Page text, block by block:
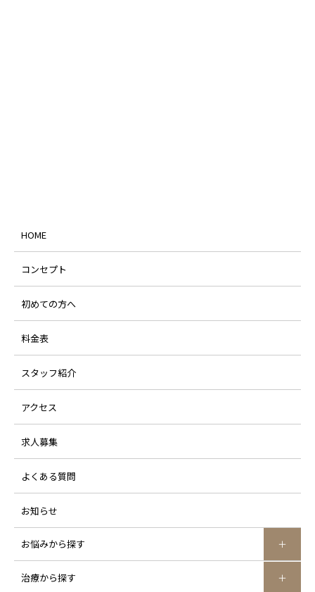
HOME
コンセプト
初めての方へ
料金表
スタッフ紹介
アクセス
求人募集
よくある質問
お知らせ
お悩みから探す
治療から探す